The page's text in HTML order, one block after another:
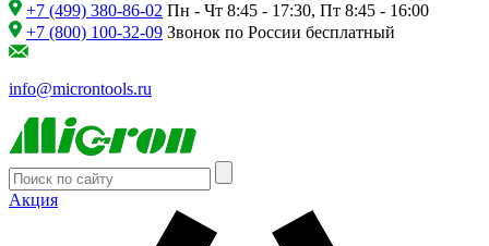
+7 (499) 380-86-02 Пн - Чт 8:45 - 17:30, Пт 8:45 - 16:00
+7 (800) 100-32-09 Звонок по России бесплатный
info@microntools.ru
Акция